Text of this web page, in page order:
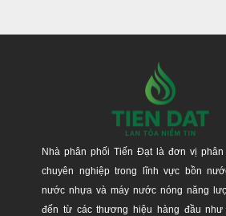
Nhà phân phối Tiến Đạt là đơn vị
chuyên nghiệp trong lĩnh vực bồn
nước nhựa và máy nước nóng năng
đến từ các thương hiệu hàng đầu như